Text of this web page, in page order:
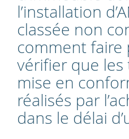
l’installation
classée non
comment faire
vérifier que les
mise en
réalisés par
dans le délai